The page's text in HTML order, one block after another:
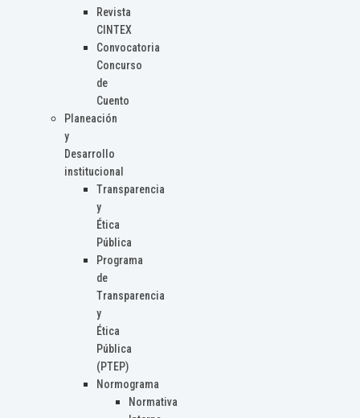
Revista
CINTEX
Convocatoria
Concurso
de
Cuento
Planeación
y
Desarrollo
institucional
Transparencia
y
Ética
Pública
Programa
de
Transparencia
y
Ética
Pública
(PTEP)
Normograma
Normativa